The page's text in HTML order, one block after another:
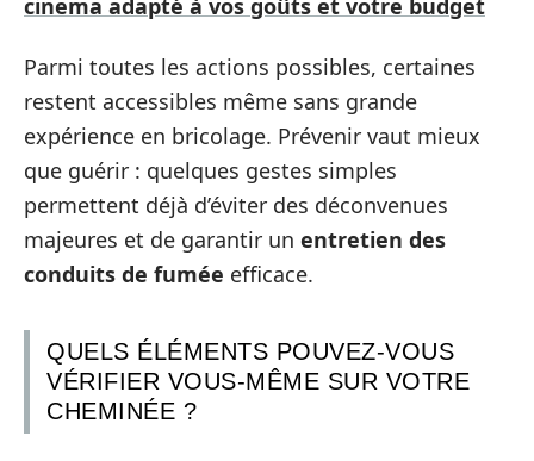
Parmi toutes les actions possibles, certaines
restent accessibles même sans grande
expérience en bricolage. Prévenir vaut mieux
que guérir : quelques gestes simples
permettent déjà d’éviter des déconvenues
majeures et de garantir un entretien des
conduits de fumée efficace.
QUELS ÉLÉMENTS POUVEZ-VOUS
VÉRIFIER VOUS-MÊME SUR VOTRE
CHEMINÉE ?